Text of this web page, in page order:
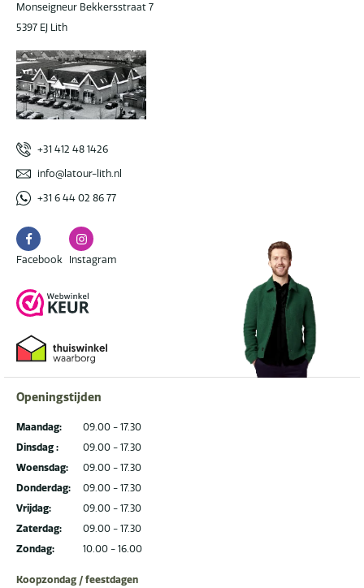
Monseigneur Bekkersstraat 7
5397 EJ Lith
+31 412 48 1426
info@latour-lith.nl
+31 6 44 02 86 77
Facebook
Facebook
Instagram
Instagram
Openingstijden
Maandag:
Dinsdag :
Woensdag:
Donderdag:
Vrijdag:
Zaterdag:
Zondag:
09.00 - 17.30
09.00 - 17.30
09.00 - 17.30
09.00 - 17.30
09.00 - 17.30
09.00 - 17.30
10.00 - 16.00
Koopzondag / feestdagen